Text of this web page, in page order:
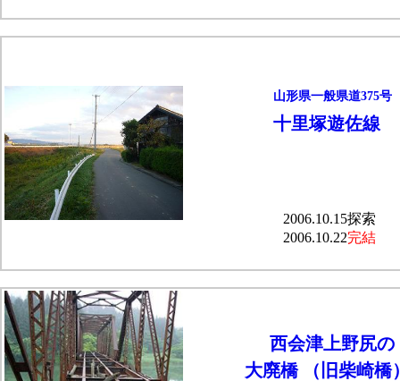
山形県一般県道375号
十里塚遊佐線
2006.10.15探索
2006.10.22完結
西会津上野尻の
大廃橋 （旧柴崎橋